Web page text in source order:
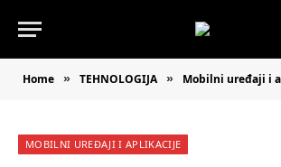
Home » TEHNOLOGIJA » Mobilni uređaji i
MOBILNI UREĐAJI I APLIKACIJE